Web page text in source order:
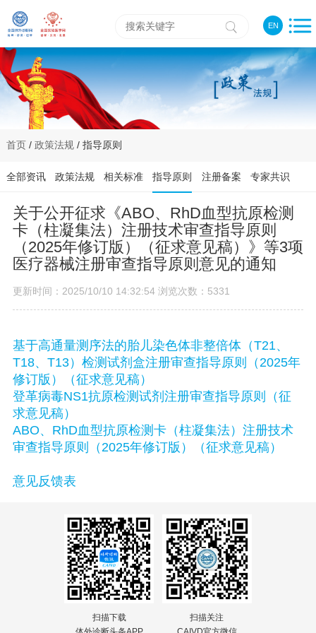
EN
首页/ 政策法规/ 指导原则
全部资讯 政策法规 相关标准 指导原则 注册备案 专家共识
关于公开征求《ABO、RhD血型抗原检测
卡（柱凝集法）注册技术审查指导原则
（2025年修订版）（征求意见稿）》等3项
医疗器械注册审查指导原则意见的通知
更新时间：2025/10/10 14:32:54 浏览次数：5331
基于高通量测序法的胎儿染色体非整倍体（T21、
T18、T13）检测试剂盒注册审查指导原则（2025年
修订版）（征求意见稿）
登革病毒NS1抗原检测试剂注册审查指导原则（征
求意见稿）
ABO、RhD血型抗原检测卡（柱凝集法）注册技术
审查指导原则（2025年修订版）（征求意见稿）
意见反馈表
扫描下载
扫描关注